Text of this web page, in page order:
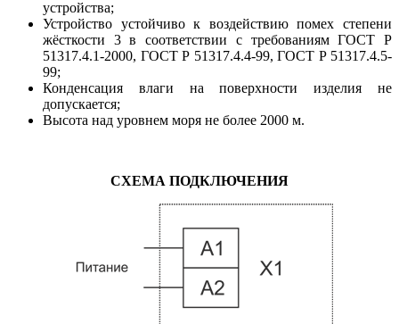
устройства;
Устройство устойчиво к воздействию помех степени
жёсткости 3 в соответствии с требованиям ГОСТ Р
51317.4.1-2000, ГОСТ Р 51317.4.4-99, ГОСТ Р 51317.4.5-
99;
Конденсация влаги на поверхности изделия не
допускается;
Высота над уровнем моря не более 2000 м.
СХЕМА ПОДКЛЮЧЕНИЯ